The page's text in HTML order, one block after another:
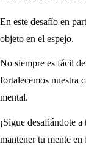
En este desafío en
objeto en el espejo.
No siempre es fácil
fortalecemos nuestra
mental.
¡Sigue desafiándote
mantener tu mente